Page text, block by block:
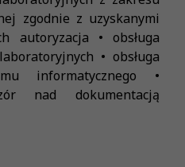
zgodnie z uzyskanymi
autoryzacja • obsługa
• obsługa
informatycznego •
nad dokumentacją